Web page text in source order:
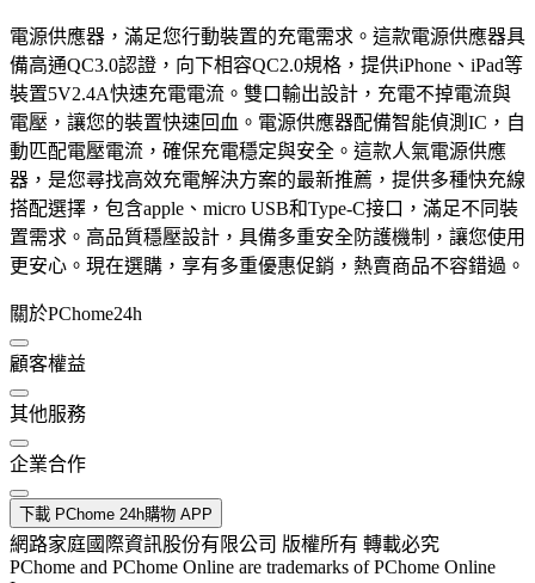
電源供應器，滿足您行動裝置的充電需求。這款電源供應器具
備高通QC3.0認證，向下相容QC2.0規格，提供iPhone、iPad等
裝置5V2.4A快速充電電流。雙口輸出設計，充電不掉電流與
電壓，讓您的裝置快速回血。電源供應器配備智能偵測IC，自
動匹配電壓電流，確保充電穩定與安全。這款人氣電源供應
器，是您尋找高效充電解決方案的最新推薦，提供多種快充線
搭配選擇，包含apple、micro USB和Type-C接口，滿足不同裝
置需求。高品質穩壓設計，具備多重安全防護機制，讓您使用
更安心。現在選購，享有多重優惠促銷，熱賣商品不容錯過。
關於PChome24h
顧客權益
其他服務
企業合作
下載 PChome 24h購物 APP
網路家庭國際資訊股份有限公司 版權所有 轉載必究
PChome and PChome Online are trademarks of PChome Online